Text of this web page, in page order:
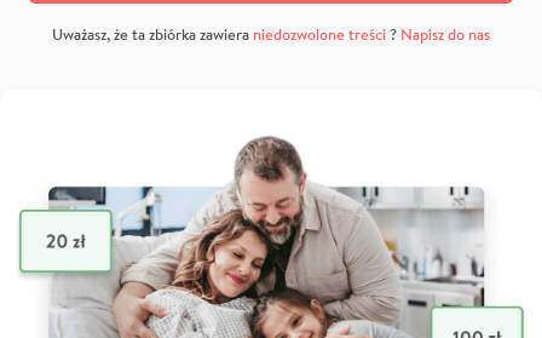
Uważasz, że ta zbiórka zawiera niedozwolone treści? Napisz do nas